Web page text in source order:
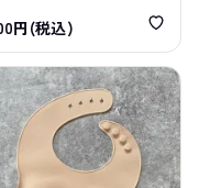
円(税込)